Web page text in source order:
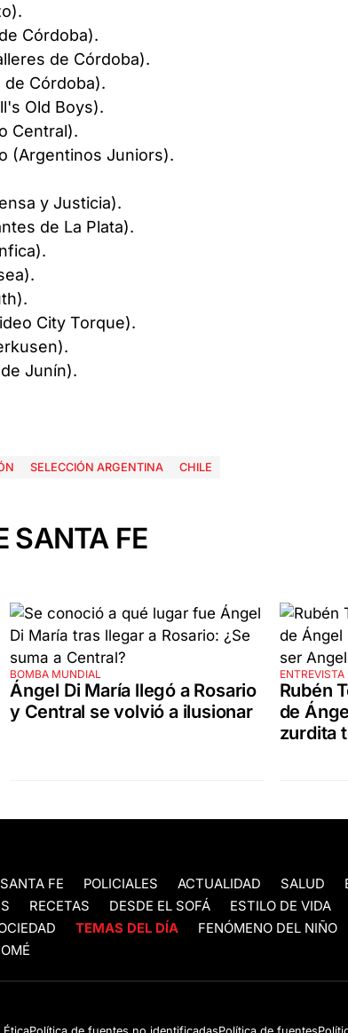
Córdoba).
de Córdoba).
de Córdoba).
Old Boys).
Central).
(Argentinos Juniors).
y Justicia).
de La Plata).
City Torque).
Junín).
SELECCIÓN ARGENTINA CHILE
SANTA FE
BOMBA MUNDIAL
Ángel Di María llegó a Rosario
y Central se volvió a ilusionar
ENTREVISTA
Rubén
de
zurdita
SANTA FE POLICIALES ACTUALIDAD SALUD
RECETAS DESDE EL SOFÁ ESTILO DE VIDA
TEMAS DEL DÍA FENÓMENO DEL NIÑO